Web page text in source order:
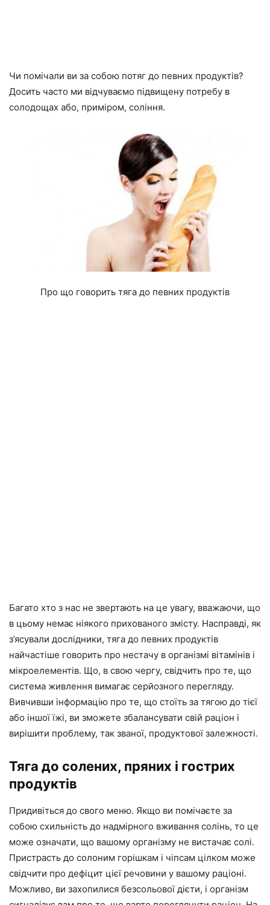
Чи помічали ви за собою потяг до певних продуктів?
Досить часто ми відчуваємо підвищену потребу в
солодощах або, приміром, соління.
Про що говорить тяга до певних продуктів
Багато хто з нас не звертають на це увагу, вважаючи, що
в цьому немає ніякого прихованого змісту. Насправді, як
з’ясували дослідники, тяга до певних продуктів
найчастіше говорить про нестачу в організмі вітамінів і
мікроелементів. Що, в свою чергу, свідчить про те, що
система живлення вимагає серйозного перегляду.
Вивчивши інформацію про те, що стоїть за тягою до тієї
або іншої їжі, ви зможете збалансувати свій раціон і
вирішити проблему, так званої, продуктової залежності.
Тяга до солених, пряних і гострих
продуктів
Придивіться до свого меню. Якщо ви помічаєте за
собою схильність до надмірного вживання солінь, то це
може означати, що вашому організму не вистачає солі.
Пристрасть до солоним горішкам і чіпсам цілком може
свідчити про дефіцит цієї речовини у вашому раціоні.
Можливо, ви захопилися безсольової дієти, і організм